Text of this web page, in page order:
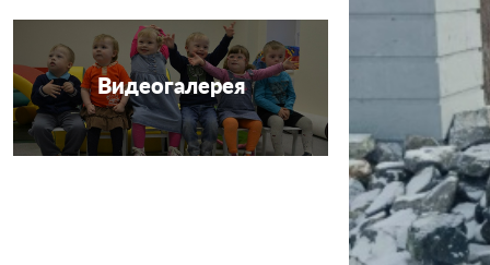
Видеогалерея